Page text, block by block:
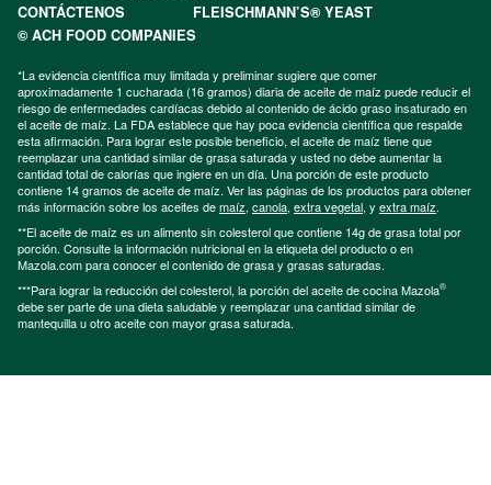
CONTÁCTENOS
FLEISCHMANN’S® YEAST
© ACH FOOD COMPANIES
*La evidencia científica muy limitada y preliminar sugiere que comer
aproximadamente 1 cucharada (16 gramos) diaria de aceite de maíz puede reducir el
riesgo de enfermedades cardíacas debido al contenido de ácido graso insaturado en
el aceite de maíz. La FDA establece que hay poca evidencia científica que respalde
esta afirmación. Para lograr este posible beneficio, el aceite de maíz tiene que
reemplazar una cantidad similar de grasa saturada y usted no debe aumentar la
cantidad total de calorías que ingiere en un día. Una porción de este producto
contiene 14 gramos de aceite de maíz. Ver las páginas de los productos para obtener
más información sobre los aceites demaíz, canola, extra vegetal, y extra maíz.
**El aceite de maíz es un alimento sin colesterol que contiene 14g de grasa total por
porción. Consulte la información nutricional en la etiqueta del producto o en
Mazola.com para conocer el contenido de grasa y grasas saturadas.
***Para lograr la reducción del colesterol, la porción del aceite de cocina Mazola®
debe ser parte de una dieta saludable y reemplazar una cantidad similar de
mantequilla u otro aceite con mayor grasa saturada.